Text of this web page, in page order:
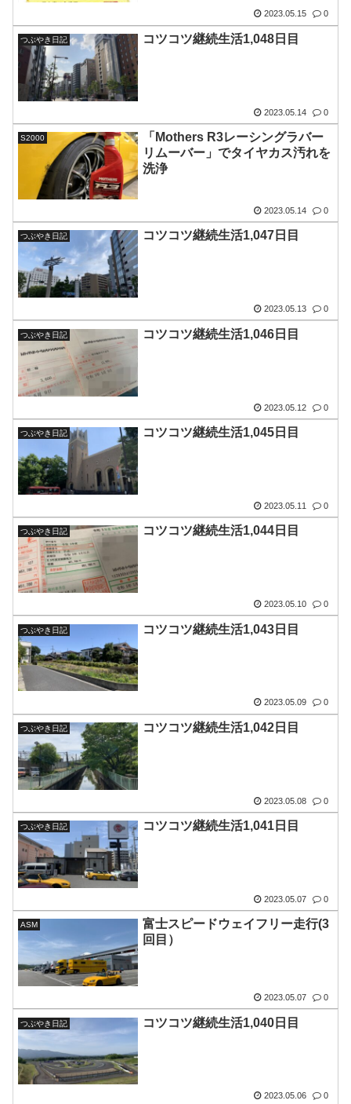
2023.05.15 0
つぶやき日記 コツコツ継続生活1,048日目
2023.05.14 0
S2000
「Mothers R3レーシングラバー
リムーバー」でタイヤカス汚れを
洗浄
2023.05.14 0
つぶやき日記 コツコツ継続生活1,047日目
2023.05.13 0
つぶやき日記 コツコツ継続生活1,046日目
2023.05.12 0
つぶやき日記 コツコツ継続生活1,045日目
2023.05.11 0
つぶやき日記 コツコツ継続生活1,044日目
2023.05.10 0
つぶやき日記 コツコツ継続生活1,043日目
2023.05.09 0
つぶやき日記 コツコツ継続生活1,042日目
2023.05.08 0
つぶやき日記 コツコツ継続生活1,041日目
2023.05.07 0
ASM
富士スピードウェイフリー走行(3
回目）
2023.05.07 0
つぶやき日記 コツコツ継続生活1,040日目
2023.05.06 0